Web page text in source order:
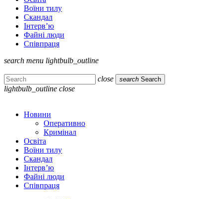
Воїни тилу
Скандал
Інтерв’ю
Файні люди
Співпраця
search menu lightbulb_outline
close search Search
lightbulb_outline close
Новини
Оперативно
Кримінал
Освіта
Воїни тилу
Скандал
Інтерв’ю
Файні люди
Співпраця